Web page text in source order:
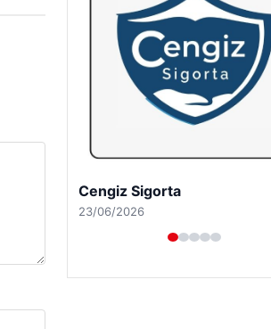
Hastaş Beton
26/05/2026